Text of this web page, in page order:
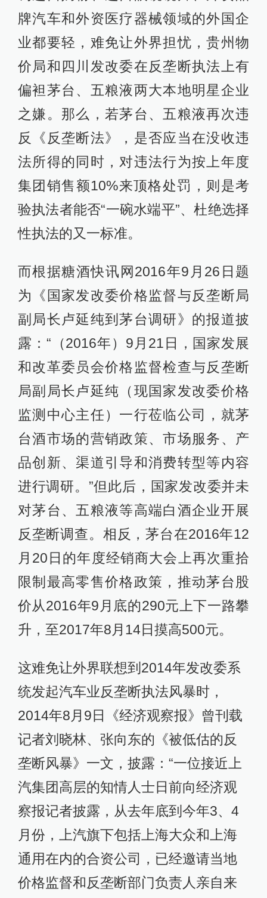
牌汽车和外资医疗器械领域的外国企
业都要轻，难免让外界担忧，贵州物
价局和四川发改委在反垄断执法上有
偏袒茅台、五粮液两大本地明星企业
之嫌。那么，若茅台、五粮液再次违
反《反垄断法》，是否应当在没收违
法所得的同时，对违法行为按上年度
集团销售额10%来顶格处罚，则是考
验执法者能否“一碗水端平”、杜绝选择
性执法的又一标准。
而根据糖酒快讯网2016年9月26日题
为《国家发改委价格监督与反垄断局
副局长卢延纯到茅台调研》的报道披
露：“（2016年）9月21日，国家发展
和改革委员会价格监督检查与反垄断
局副局长卢延纯（现国家发改委价格
监测中心主任）一行莅临公司，就茅
台酒市场的营销政策、市场服务、产
品创新、渠道引导和消费转型等内容
进行调研。”但此后，国家发改委并未
对茅台、五粮液等高端白酒企业开展
反垄断调查。相反，茅台在2016年12
月20日的年度经销商大会上再次重拾
限制最高零售价格政策，推动茅台股
价从2016年9月底的290元上下一路攀
升，至2017年8月14日摸高500元。
这难免让外界联想到2014年发改委系
统发起汽车业反垄断执法风暴时，
2014年8月9日《经济观察报》曾刊载
记者刘晓林、张向东的《被低估的反
垄断风暴》一文，披露：“一位接近上
汽集团高层的知情人士日前向经济观
察报记者披露，从去年底到今年3、4
月份，上汽旗下包括上海大众和上海
通用在内的合资公司，已经邀请当地
价格监督和反垄断部门负责人亲自来